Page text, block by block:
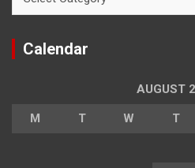
Calendar
AUGUST
M T W T